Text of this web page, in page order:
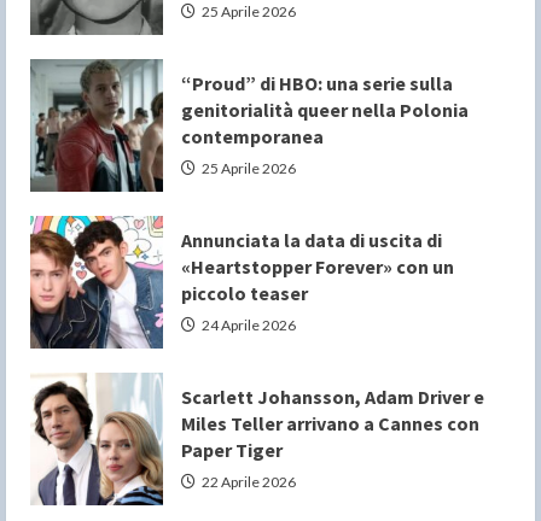
25 Aprile 2026
“Proud” di HBO: una serie sulla
genitorialità queer nella Polonia
contemporanea
25 Aprile 2026
Annunciata la data di uscita di
«Heartstopper Forever» con un
piccolo teaser
24 Aprile 2026
Scarlett Johansson, Adam Driver e
Miles Teller arrivano a Cannes con
Paper Tiger
22 Aprile 2026